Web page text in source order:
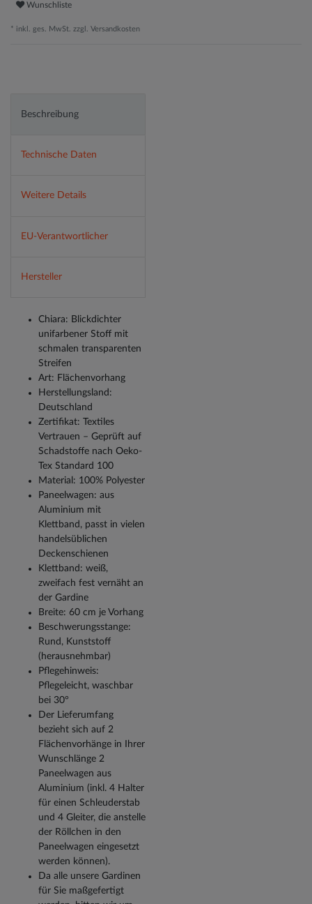
Wunschliste
* inkl. ges. MwSt. zzgl. Versandkosten
Beschreibung
Technische Daten
Weitere Details
EU-Verantwortlicher
Hersteller
Chiara: Blickdichter
unifarbener Stoff mit
schmalen transparenten
Streifen
Art: Flächenvorhang
Herstellungsland:
Deutschland
Zertifikat: Textiles
Vertrauen – Geprüft auf
Schadstoffe nach Oeko-
Tex Standard 100
Material: 100% Polyester
Paneelwagen: aus
Aluminium mit
Klettband, passt in vielen
handelsüblichen
Deckenschienen
Klettband: weiß,
zweifach fest vernäht an
der Gardine
Breite: 60 cm je Vorhang
Beschwerungsstange:
Rund, Kunststoff
(herausnehmbar)
Pflegehinweis:
Pflegeleicht, waschbar
bei 30°
Der Lieferumfang
bezieht sich auf 2
Flächenvorhänge in Ihrer
Wunschlänge 2
Paneelwagen aus
Aluminium (inkl. 4 Halter
für einen Schleuderstab
und 4 Gleiter, die anstelle
der Röllchen in den
Paneelwagen eingesetzt
werden können).
Da alle unsere Gardinen
für Sie maßgefertigt